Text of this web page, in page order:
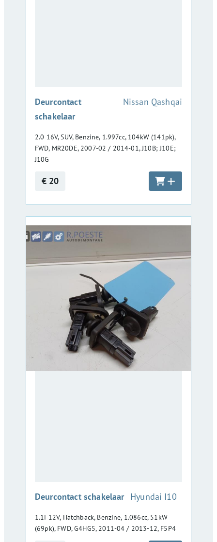
Deurcontact
schakelaar
:Nissan Qashqai
2.0 16V, SUV, Benzine, 1.997cc, 104kW (141pk),
FWD, MR20DE, 2007-02 / 2014-01, J10B; J10E;
J10G
€ 20
Deurcontact schakelaar :Hyundai I10
1.1i 12V, Hatchback, Benzine, 1.086cc, 51kW
(69pk), FWD, G4HG5, 2011-04 / 2013-12, F5P4